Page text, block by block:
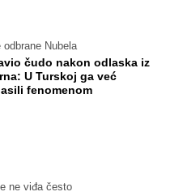
odbrane Nubela
čudo nakon odlaska iz
U Turskoj ga već
fenomenom
ne viđa često